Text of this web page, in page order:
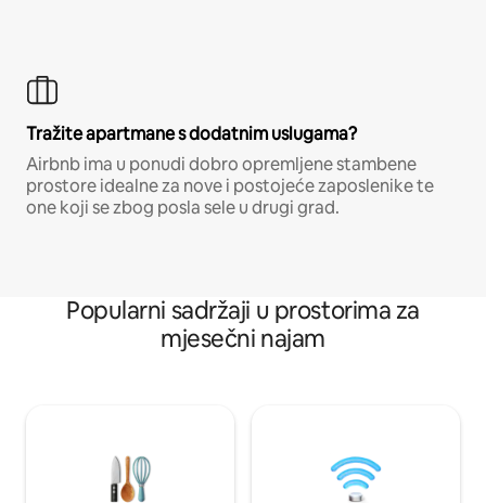
Tražite apartmane s dodatnim uslugama?
Airbnb ima u ponudi dobro opremljene stambene
prostore idealne za nove i postojeće zaposlenike te
one koji se zbog posla sele u drugi grad.
Popularni sadržaji u prostorima za
mjesečni najam